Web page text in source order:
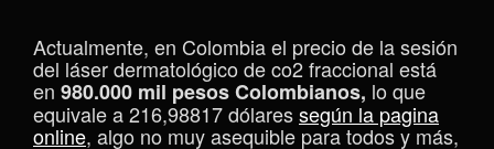
Actualmente, en Colombia el precio de la sesión
del láser dermatológico de co2 fraccional está
en 980.000 mil pesos Colombianos, lo que
equivale a 216,98817 dólaressegún la pagina
online, algo no muy asequible para todos y más,